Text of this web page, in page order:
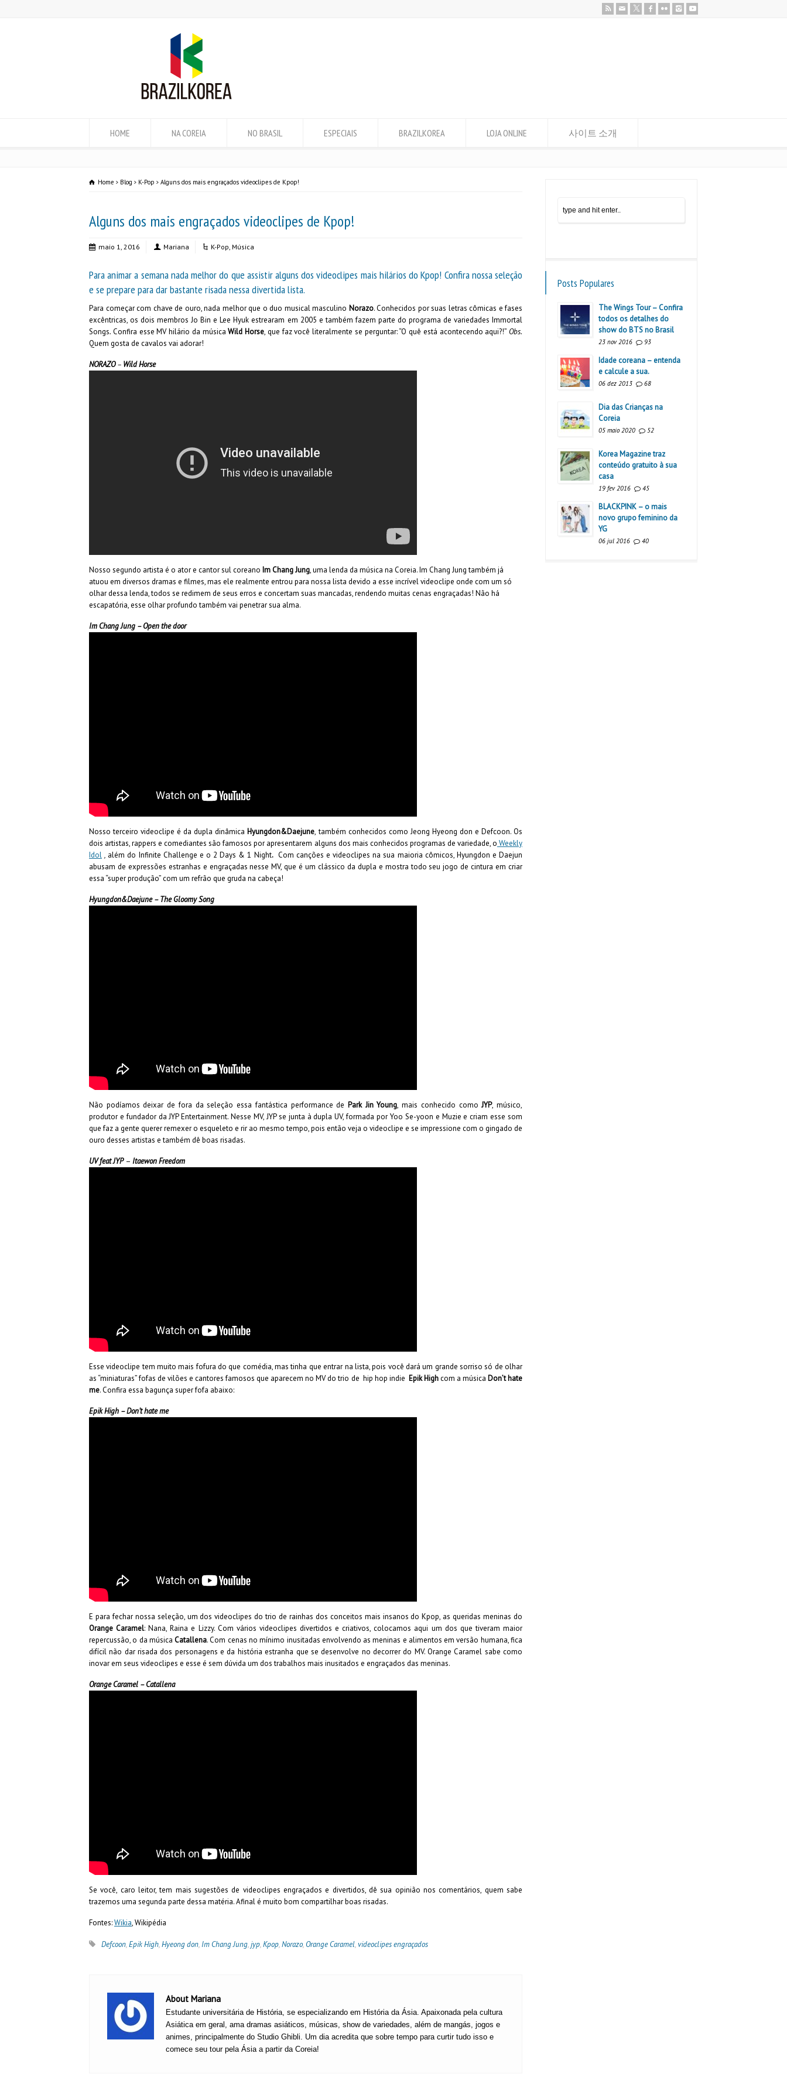
HOME NA COREIA NO BRASIL ESPECIAIS BRAZILKOREA LOJA ONLINE 사이트 소개
Home Blog K-Pop Alguns dos mais engraçados videoclipes de Kpop!
Alguns dos mais engraçados videoclipes de Kpop!
maio 1, 2016 Mariana K-Pop, Música
Para animar a semana nada melhor do que assistir alguns dos videoclipes mais hilários do Kpop! Confira nossa seleção
e se prepare para dar bastante risada nessa divertida lista.
Para começar com chave de ouro, nada melhor que o duo musical masculino Norazo. Conhecidos por suas letras cômicas e fases
excêntricas, os dois membros Jo Bin e Lee Hyuk estrearam em 2005 e também fazem parte do programa de variedades Immortal
Songs. Confira esse MV hilário da músicaWild Horse, que faz você literalmente se perguntar: “O quê está acontecendo aqui?!” Obs.
Quem gosta de cavalos vai adorar!
NORAZO– Wild Horse
Nosso segundo artista é o ator e cantor sul coreano Im Chang Jung, uma lenda da música na Coreia. Im Chang Jung também já
atuou em diversos dramas e filmes, mas ele realmente entrou para nossa lista devido a esse incrível videoclipe onde com um só
olhar dessa lenda, todos se redimem de seus erros e concertam suas mancadas, rendendo muitas cenas engraçadas! Não há
escapatória, esse olhar profundo também vai penetrar sua alma.
Im Chang Jung – Open the door
Nosso terceiro videoclipe é da dupla dinâmica Hyungdon&Daejune, também conhecidos como Jeong Hyeong don e Defcoon. Os
dois artistas, rappers e comediantes são famosos por apresentarem alguns dos mais conhecidos programas de variedade, o Weekly
Idol , além do Infinite Challenge e o 2 Days & 1 Night.Com canções e videoclipes na sua maioria cômicos, Hyungdon e Daejun
abusam de expressões estranhas e engraçadas nesse MV, que é um clássico da dupla e mostra todo seu jogo de cintura em criar
essa “super produção” com um refrão que gruda na cabeça!
Hyungdon&Daejune – The Gloomy Song
Não podíamos deixar de fora da seleção essa fantástica performance de Park Jin Young, mais conhecido comoJYP, músico,
produtor e fundador da JYP Entertainment. Nesse MV, JYP se junta à dupla UV, formada por Yoo Se-yoon e Muzie e criam esse som
que faz a gente querer remexer o esqueleto e rir ao mesmo tempo, pois então veja o videoclipe e se impressione com o gingado de
ouro desses artistas e também dê boas risadas.
UV feat JYP – Itaewon Freedom
Esse videoclipe tem muito mais fofura do que comédia, mas tinha que entrar na lista, pois você dará um grande sorriso só de olhar
as “miniaturas” fofas de vilões e cantores famosos que aparecem no MV do trio de hip hop indie Epik Highcom a música Don’t hate
me. Confira essa bagunça super fofa abaixo:
Epik High – Don’t hate me
E para fechar nossa seleção, um dos videoclipes do trio de rainhas dos conceitos mais insanos do Kpop, as queridas meninas do
Orange Caramel: Nana, Raina e Lizzy. Com vários videoclipes divertidos e criativos, colocamos aqui um dos que tiveram maior
repercussão, o da músicaCatallena. Com cenas no mínimo inusitadas envolvendo as meninas e alimentos em versão humana, fica
difícil não dar risada dos personagens e da história estranha que se desenvolve no decorrer do MV. Orange Caramel sabe como
inovar em seus videoclipes e esse é sem dúvida um dos trabalhos mais inusitados e engraçados das meninas.
Orange Caramel – Catallena
Se você, caro leitor, tem mais sugestões de videoclipes engraçados e divertidos, dê sua opinião nos comentários, quem sabe
trazemos uma segunda parte dessa matéria. Afinal é muito bom compartilhar boas risadas.
Fontes:Wikia, Wikipédia
Defcoon,Epik High,Hyeong don, Im Chang Jung,jyp,Kpop,Norazo, Orange Caramel,videoclipes engraçados
About Mariana
Estudante universitária de História, se especializando em História da Ásia. Apaixonada pela cultura
Asiática em geral, ama dramas asiáticos, músicas, show de variedades, além de mangás, jogos e
animes, principalmente do Studio Ghibli. Um dia acredita que sobre tempo para curtir tudo isso e
comece seu tour pela Ásia a partir da Coreia!
Posts Populares
The Wings Tour – Confira
todos os detalhes do
show do BTS no Brasil
23 nov 2016 93
Idade coreana – entenda
e calcule a sua.
06 dez 2013 68
Dia das Crianças na
Coreia
05 maio 2020 52
Korea Magazine traz
conteúdo gratuito à sua
casa
19 fev 2016 45
BLACKPINK – o mais
novo grupo feminino da
YG
06 jul 2016 40